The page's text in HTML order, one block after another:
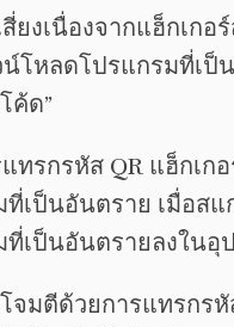
ยงเนื่องจากแฮ็กเก
โหลดโปรแกรมที่เป็
ค้ด”
ทรกรหัส QR แฮ็กเก
เป็นอันตราย เมื่อส
เป็นอันตรายลงใน
จมตีด้วยการแทรกร